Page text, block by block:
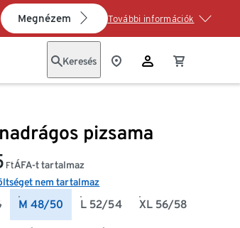
Megnézem További információk
Keresés
pizsama
FtÁFA-t tartalmaz
nem tartalmaz
M 48/50 L 52/54 XL 56/58